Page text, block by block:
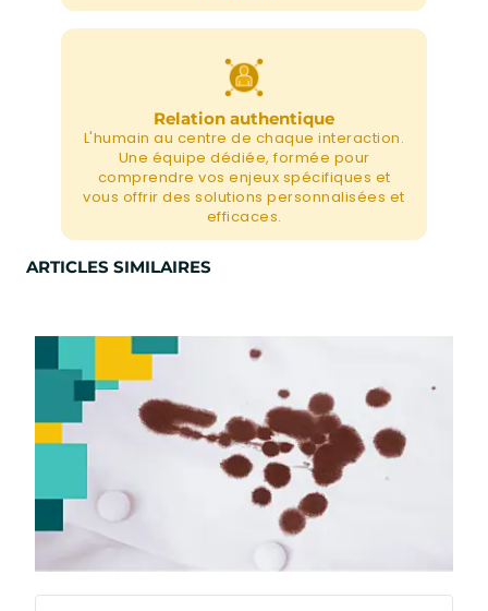
Relation authentique
L'humain au centre de chaque interaction.
Une équipe dédiée, formée pour
comprendre vos enjeux spécifiques et
vous offrir des solutions personnalisées et
efficaces.
ARTICLES SIMILAIRES